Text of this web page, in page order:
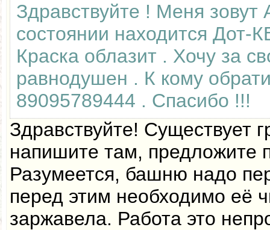
Здравствуйте ! Меня зовут
состоянии находится
Краска облазит . Хочу за
равнодушен . К кому
89095789444 . Спасибо !!!
Здравствуйте! Существует
напишите там, предложите
Разумеется, башню надо
перед этим необходимо её
заржавела. Работа это